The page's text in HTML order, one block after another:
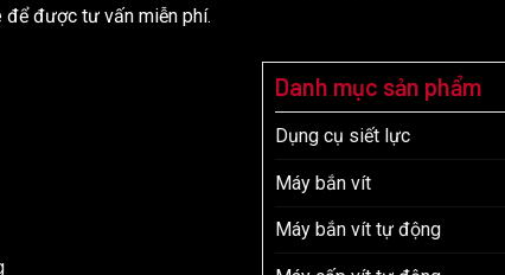
được tư vấn miễn phí.
Danh mục sản phẩm
Dụng cụ siết lực
Máy bắn vít
Máy bắn vít tự động